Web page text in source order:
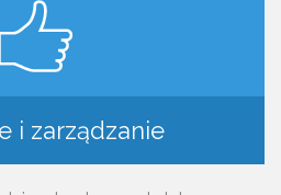
i zarządzanie